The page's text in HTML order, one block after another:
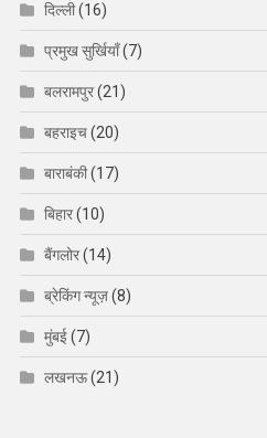
दिल्ली(16)
प्रमुख सुर्खियाँ(7)
बलरामपुर(21)
बहराइच(20)
बाराबंकी(17)
बिहार(10)
बैंगलोर(14)
ब्रेकिंग न्यूज़(8)
मुंबई(7)
लखनऊ(21)